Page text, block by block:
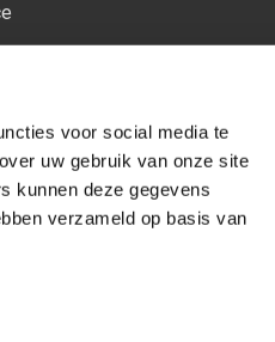
voor social media te
uw gebruik van onze site
kunnen deze gegevens
verzameld op basis van